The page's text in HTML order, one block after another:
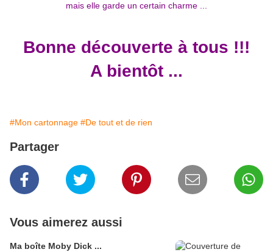
mais elle garde un certain charme ...
Bonne découverte à tous !!!
A bientôt ...
#Mon cartonnage #De tout et de rien
Partager
Vous aimerez aussi
Ma boîte Moby Dick ...